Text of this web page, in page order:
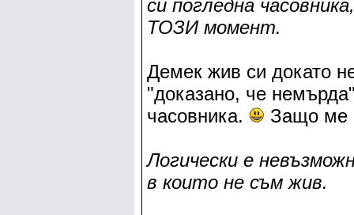
си погледна
ТОЗИ момент.
Демек жив си докато
"доказано, че
часовника.
Защо ме
Логически е
в които не съм жив.